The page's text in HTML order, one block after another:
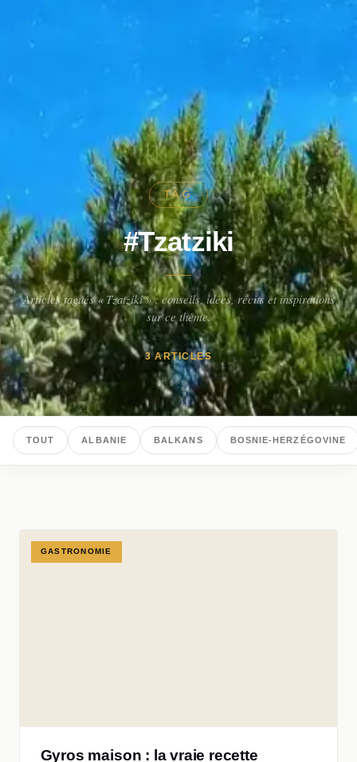
TAG
#Tzatziki
Articles tagués « Tzatziki » : conseils, idées, récits et inspirations
sur ce thème.
3 ARTICLES
TOUT ALBANIE BALKANS BOSNIE-HERZÉGOVINE
GASTRONOMIE
Gyros maison : la vraie recette